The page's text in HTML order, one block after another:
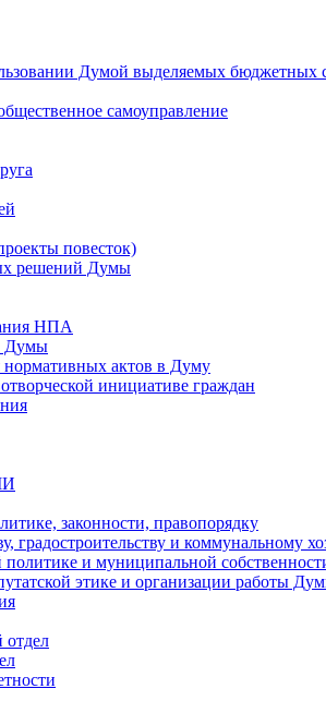
Думой выделяемых бюджетных
самоуправление
повесток)
решений Думы
НПА
Думы
нормативных актов в Думу
инициативе граждан
законности, правопорядку
градостроительству и коммунальному
и муниципальной
этике и организации работы